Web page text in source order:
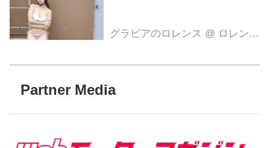
グラビアのロレンス @ ロレンス編集部
Partner Media